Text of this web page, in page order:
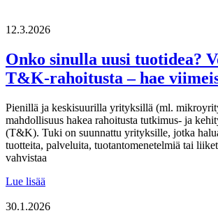
12.3.2026
Onko sinulla uusi tuotidea?
T&K-rahoitusta – hae
Pienillä ja keskisuurilla yrityksillä (ml.
mahdollisuus hakea rahoitusta tutkimus- ja
(T&K). Tuki on suunnattu yrityksille, jotka
tuotteita, palveluita, tuotantomenetelmiä tai
vahvistaa
Lue lisää
uusi
30.1.2026